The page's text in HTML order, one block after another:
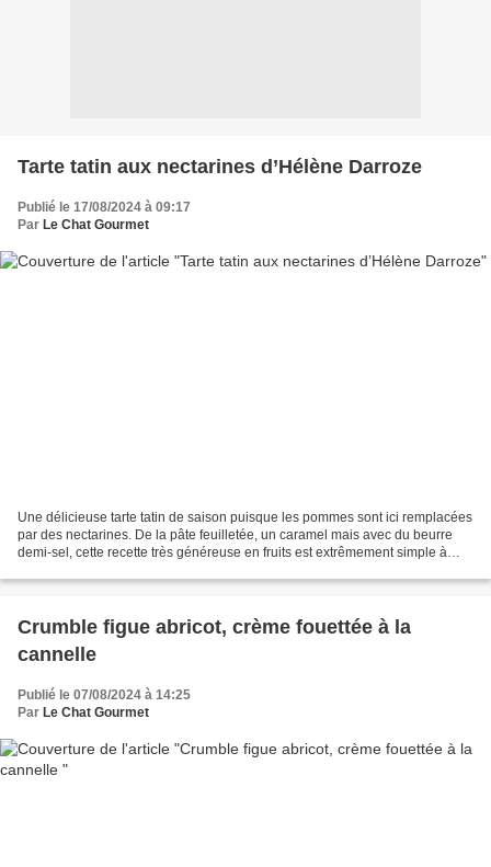
Tarte tatin aux nectarines d’Hélène Darroze
Publié le 17/08/2024 à 09:17
Par Le Chat Gourmet
Une délicieuse tarte tatin de saison puisque les pommes sont ici remplacées
par des nectarines. De la pâte feuilletée, un caramel mais avec du beurre
demi-sel, cette recette très généreuse en fruits est extrêmement simple à
Crumble figue abricot, crème fouettée à la
cannelle
Publié le 07/08/2024 à 14:25
Par Le Chat Gourmet